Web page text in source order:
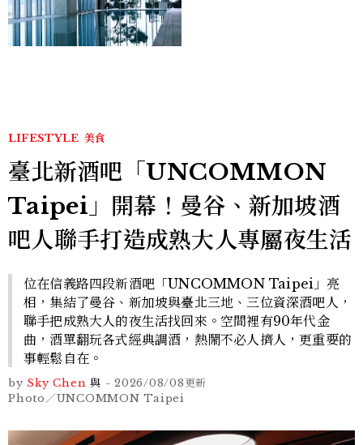
LIFESTYLE 美食
臺北新酒吧「UNCOMMON
Taipei」開幕！曼谷、新加坡酒
吧人聯手打造成熟大人專屬夜生活
位在信義路四段新酒吧「UNCOMMON Taipei」亮
相，集結了曼谷、新加坡與臺北三地、三位資深酒吧人，
聯手把成熟大人的夜生活找回來。空間裡有90年代金
曲，酒單翻玩各式經典調酒，熱鬧不必人擠人，更重要的
事輕鬆自在。
by Sky Chen 與 - 2026/08/08更新
Photo／UNCOMMON Taipei